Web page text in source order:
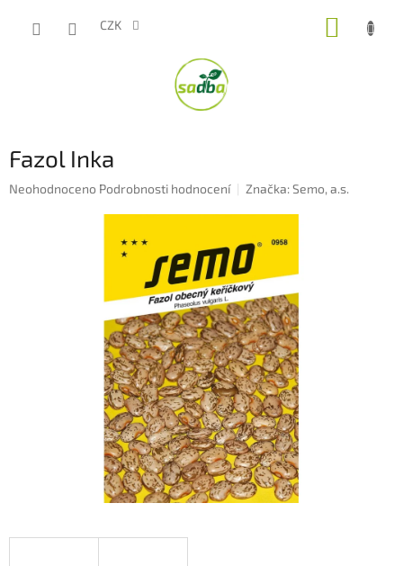
CZK
Fazol Inka
Průměrné
Neohodnoceno Podrobnosti hodnocení Značka:Semo, a.s.